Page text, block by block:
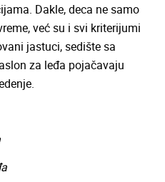
Dakle, deca ne samo
već su i svi kriterijumi
jastuci, sedište sa
za leđa pojačavaju